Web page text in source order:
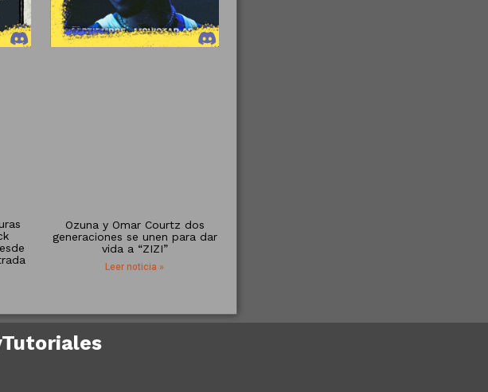
Ozuna y Omar Courtz dos
generaciones se unen para dar
vida a “ZIZI”
Leer noticia »